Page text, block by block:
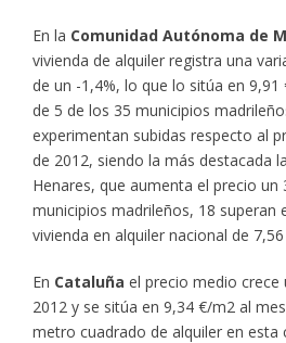
En la Comunidad Autónoma de
vivienda de alquiler registra una
de un -1,4%, lo que lo sitúa en
de 5 de los 35 municipios
experimentan subidas respecto al
de 2012, siendo la más destacada
Henares, que aumenta el precio un
municipios madrileños, 18 superan
vivienda en alquiler nacional de
En Cataluña el precio medio crece
2012 y se sitúa en 9,34 €/m2 al
metro cuadrado de alquiler en esta